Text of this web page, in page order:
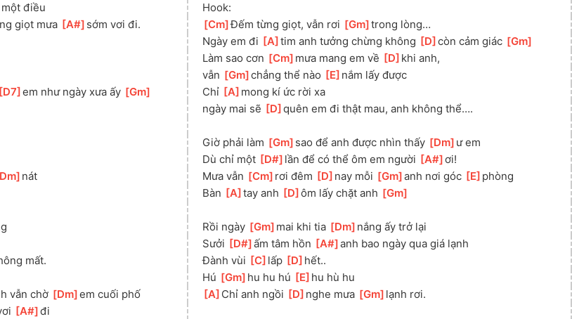
]một điều
giọt mưa A# ]sớm vơi đi.
D7 ]
em như ngày xưa ấy [Gm
Dm ]nát
mất.
vẫn chờ [ Dm ]
em cuối phố
A# ]
đi
Hook:
[Cm ]
Đếm từng giọt, vẫn rơi [Gm ]
trong lòng…
Ngày em đi
A ]
tim anh tưởng chừng không D ]
còn cảm giác [Gm
Làm sao cơn [Cm ]mưa mang em về D ]khi anh,
vẫn [Gm ]
chẳng thể nào E ]nắm lấy được
Chỉ
A ]mong kí ức rời xa
ngày mai sẽ
D ]
quên em đi thật mau, anh không thể….
Giờ phải làm [Gm ]sao để anh được nhìn thấy [ Dm ]ư em
Dù chỉ một
D# ]lần để có thể ôm em người A# ]
ơi!
Mưa vẫn [Cm ]rơi đêm D ]nay mỗi [Gm ]
anh nơi góc E ]phòng
Bàn
A ]
tay anh D ]
ôm lấy chặt anh [Gm
Rồi ngày [Gm ]mai khi tia [ Dm ]nắng ấy trở lại
Sưởi
D# ]
ấm tâm hồn A# ]
anh bao ngày qua giá lạnh
Đành vùi
C ]lấp D ]hết..
Hú [Gm ]hu hu hú E ]hu hù hu
A ]Chỉ anh ngồi D ]nghe mưa [Gm ]lạnh rơi.